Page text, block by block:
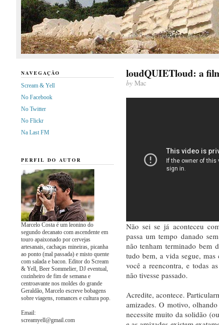
loudQUIETloud: a
byMac
Não sei se já aconteceu
passa um tempo danado
não tenham terminado bem
tudo bem, a vida segue,
você a reencontra, e todas
não tivesse passado.
Acredite, acontece.
amizades. O motivo,
necessite muito da solidão
NAVEGAÇÃO
Scream & Yell
No Facebook
No Twitter
No Flickr
Na Last FM
PERFIL DO AUTOR
Marcelo Costa é um leonino do
segundo decanato com ascendente em
touro apaixonado por cervejas
artesanais, cachaças mineiras, picanha
ao ponto (mal passada) e misto quente
com salada e bacon. Editor do Scream
& Yell, Beer Sommelier, DJ eventual,
cozinheiro de fim de semana e
centroavante nos moldes do grande
Geraldão, Marcelo escreve bobagens
sobre viagens, romances e cultura pop.
Email:
screamyell@gmail.com